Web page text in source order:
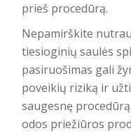
prieš procedūrą.
Nepamirškite
tiesioginių saulės
pasiruošimas gali
poveikių riziką ir
saugesnę
odos priežiūros